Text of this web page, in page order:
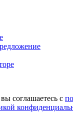
соглашаетесь с